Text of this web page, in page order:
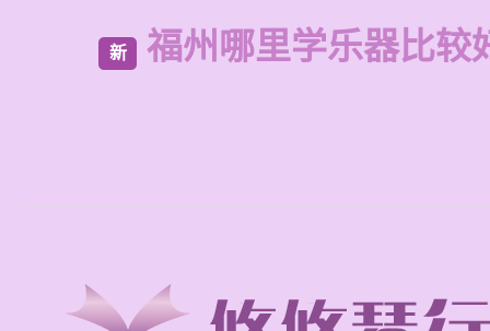
新 福州哪里学乐器比较